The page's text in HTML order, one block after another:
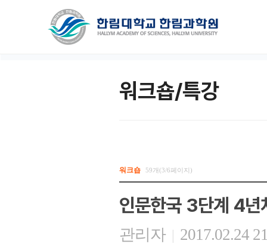
워크숍/특강
워크숍 59개(3/6페이지)
인문한국 3단계 4년
관리자 | 2017.02.24